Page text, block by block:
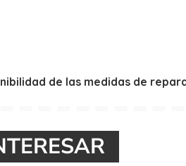
de las medidas de